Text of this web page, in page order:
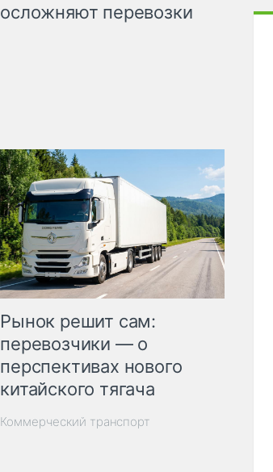
осложняют перевозки
Рынок решит сам:
перевозчики — о
перспективах нового
китайского тягача
Коммерческий транспорт